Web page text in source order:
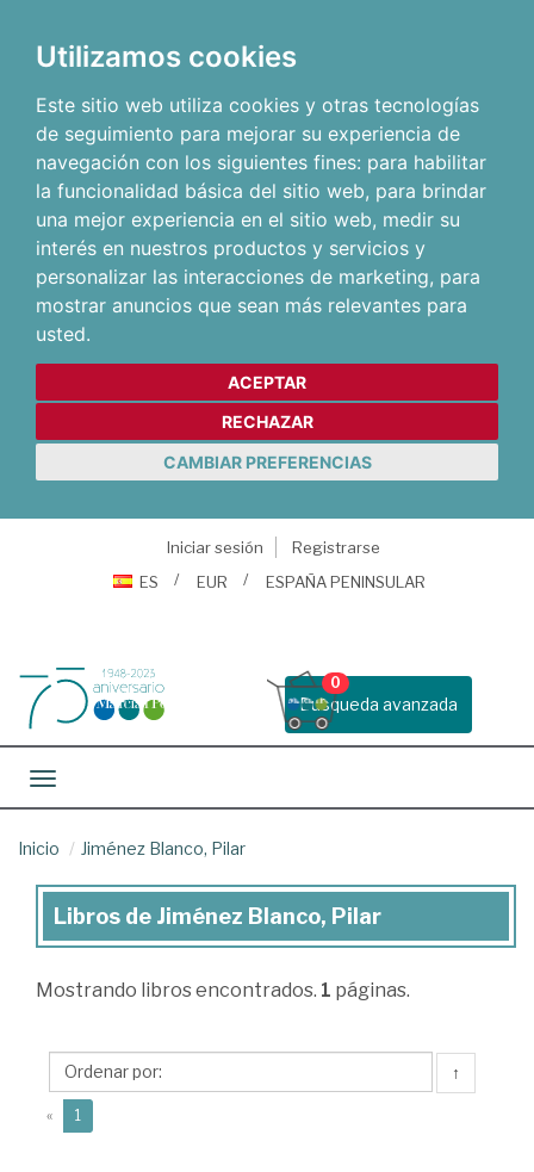
Utilizamos cookies
Este sitio web utiliza cookies y otras tecnologías
de seguimiento para mejorar su experiencia de
navegación con los siguientes fines: para habilitar
la funcionalidad básica del sitio web, para brindar
una mejor experiencia en el sitio web, medir su
interés en nuestros productos y servicios y
personalizar las interacciones de marketing, para
mostrar anuncios que sean más relevantes para
usted.
ACEPTAR
RECHAZAR
CAMBIAR PREFERENCIAS
Iniciar sesión
Registrarse
ES
EUR ESPAÑA PENINSULAR
Busqueda avanzada
0
Toggle navigation
Inicio Jiménez Blanco, Pilar
Libros
Jiménez
Pilar
Libros de Jiménez Blanco, Pilar
Mostrando libros encontrados. 1 páginas.
↑
« 1